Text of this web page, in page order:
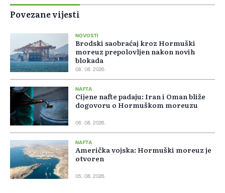
Povezane vijesti
NOVOSTI
Brodski saobraćaj kroz Hormuški
moreuz prepolovljen nakon novih
blokada
08. 08. 2026.
NAFTA
Cijene nafte padaju: Iran i Oman bliže
dogovoru o Hormuškom moreuzu
06. 08. 2026.
NAFTA
Američka vojska: Hormuški moreuz je
otvoren
05. 08. 2026.